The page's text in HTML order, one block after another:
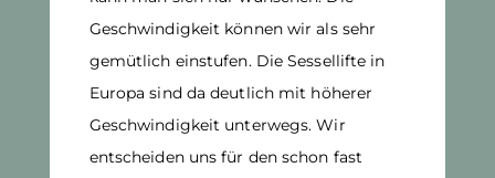
Geschwindigkeit können wir als sehr
gemütlich einstufen. Die Sessellifte in
Europa sind da deutlich mit höherer
Geschwindigkeit unterwegs. Wir
entscheiden uns für den schon fast